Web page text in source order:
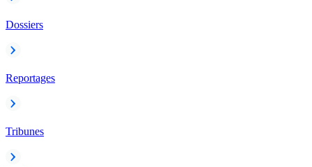
Dossiers
Reportages
Tribunes